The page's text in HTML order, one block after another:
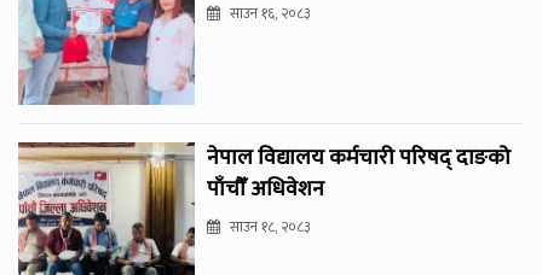
साउन १६, २०८३
नेपाल विद्यालय कर्मचारी परिषद् दाङको
पाँचौँ अधिवेशन
साउन १८, २०८३